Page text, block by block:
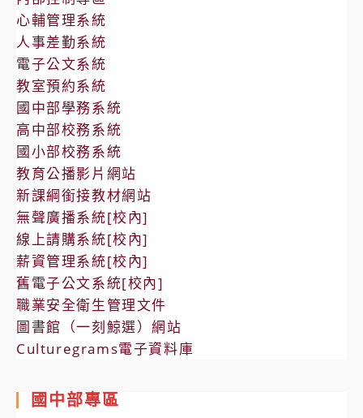
心輔管理系統
人事差勤系統
電子公文系統
教室預約系統
國中部學務系統
高中部校務系統
國小部校務系統
教育公播影片網站
新課綱銜接教材網站
無聲廣播系統[校內]
線上請購系統[校內]
薪資管理系統[校內]
舊電子公文系統[校內]
職業安全衛生管理文件
圖書館（一刻鯨選）網站
Culturegrams電子資料庫
國中部專區